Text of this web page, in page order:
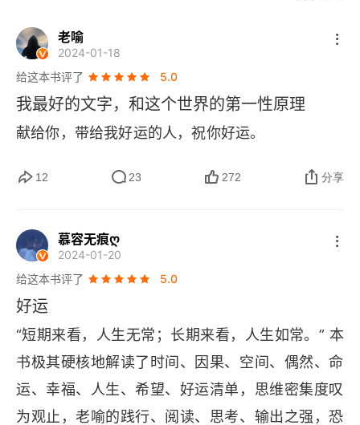
逍遥的赚钱之道
悬搁判断的宁静
法则一 好运，是薛定谔的波函数
第2幕 空间 无以叠加
以概率为主角的狂欢
人生需要“串联+并联”
好运是延绵的“流”
法则二 大运气是“积分”，小运气是“微分”
第3幕 偶然 捕捉机遇
老喻
2024-01-18
给这本书评了
5.0
我最好的文字，和这个世界的第一性原理
献给你，带给我好运的人，祝你好运。
12 23 272 分享
慕容无痕ღ
2024-01-20
给这本书评了
5.0
好运
“短期来看，人生无常；长期来看，人生如常。” 本
书极其硬核地解读了时间、因果、空间、偶然、命
运、幸福、人生、希望、好运清单，思维密集度叹
为观止，老喻的践行、阅读、思考、输出之强，恐